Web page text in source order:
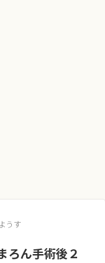
うす
ろん手術後２